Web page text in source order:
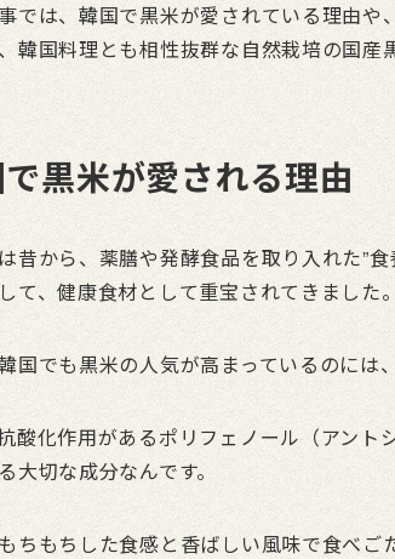
では、韓国で黒米が愛されている理由
韓国料理とも相性抜群な自然栽培の国
黒米が愛される理由
昔から、薬膳や発酵食品を取り入れた”
て、健康食材として重宝されてきました。
国でも黒米の人気が高まっているのには
酸化作用があるポリフェノール（アン
大切な成分なんです。
ちもちした食感と香ばしい風味で食べ